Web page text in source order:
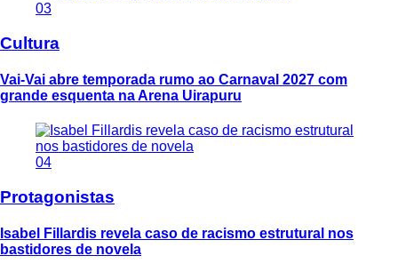
03
Cultura
Vai-Vai abre temporada rumo ao Carnaval 2027 com
grande esquenta na Arena Uirapuru
04
Protagonistas
Isabel Fillardis revela caso de racismo estrutural nos
bastidores de novela